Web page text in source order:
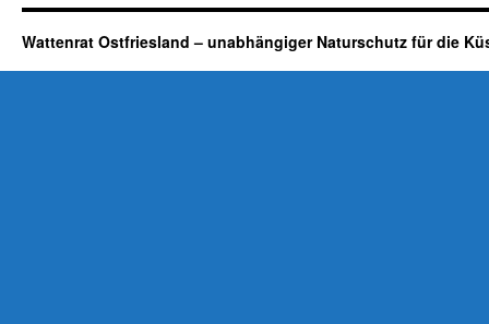
Wattenrat Ostfriesland – unabhängiger Naturschutz für die